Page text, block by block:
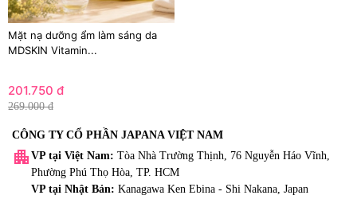
Mặt nạ dưỡng ẩm làm sáng da
MDSKIN Vitamin...
201.750 đ
269.000 đ
CÔNG TY CỔ PHẦN JAPANA VIỆT NAM
apartment VP tại Việt Nam: Tòa Nhà Trường Thịnh, 76 Nguyễn Háo Vĩnh,
Phường Phú Thọ Hòa, TP. HCM
VP tại Nhật Bản: Kanagawa Ken Ebina - Shi Nakana, Japan